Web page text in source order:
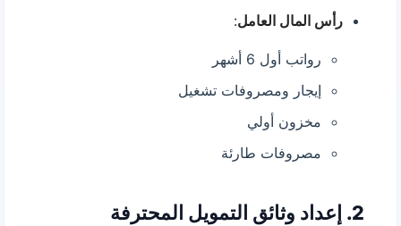
رأس المال العامل:
رواتب أول 6 أشهر
إيجار ومصروفات تشغيل
مخزون أولي
مصروفات طارئة
2. إعداد وثائق التمويل المحترفة